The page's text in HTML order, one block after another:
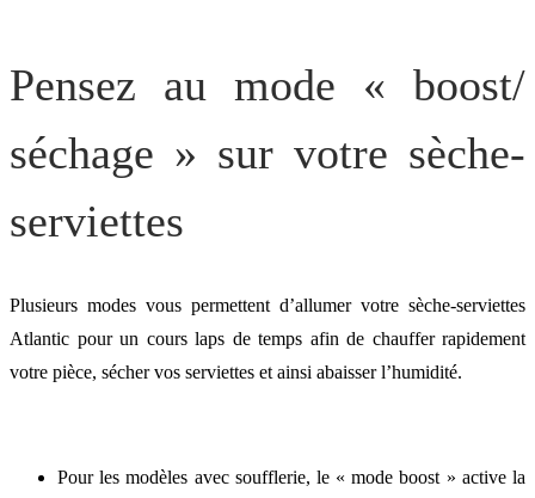
Pensez au mode « boost/
séchage » sur votre sèche-
serviettes
Plusieurs modes vous permettent d’allumer votre sèche-serviettes
Atlantic pour un cours laps de temps afin de chauffer rapidement
votre pièce, sécher vos serviettes et ainsi abaisser l’humidité.
Pour les modèles avec soufflerie, le « mode boost » active la